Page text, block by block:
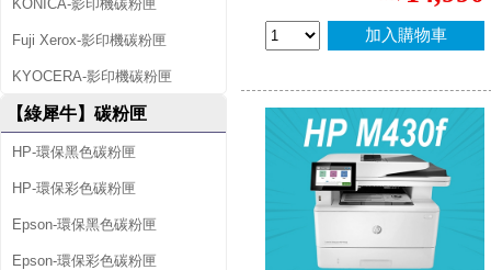
KONICA-影印機碳粉匣
Fuji Xerox-影印機碳粉匣
KYOCERA-影印機碳粉匣
【綠犀牛】碳粉匣
HP-環保黑色碳粉匣
HP-環保彩色碳粉匣
Epson-環保黑色碳粉匣
Epson-環保彩色碳粉匣
加入購物車